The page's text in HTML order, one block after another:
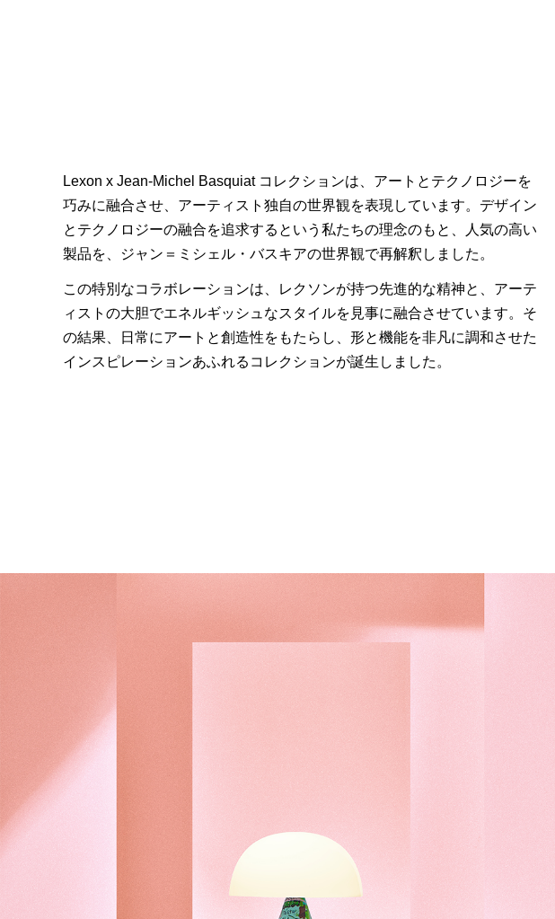
Lexon x Jean-Michel Basquiat コレクションは、アートとテクノロジーを
巧みに融合させ、アーティスト独自の世界観を表現しています。デザイン
とテクノロジーの融合を追求するという私たちの理念のもと、人気の高い
製品を、ジャン＝ミシェル・バスキアの世界観で再解釈しました。
この特別なコラボレーションは、レクソンが持つ先進的な精神と、アーテ
ィストの大胆でエネルギッシュなスタイルを見事に融合させています。そ
の結果、日常にアートと創造性をもたらし、形と機能を非凡に調和させた
インスピレーションあふれるコレクションが誕生しました。